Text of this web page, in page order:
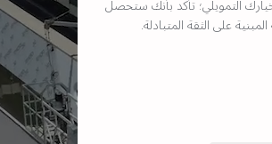
خيارك التمويلي؛ تأكد بأنك ستحصل
على الثقة المتبادلة.